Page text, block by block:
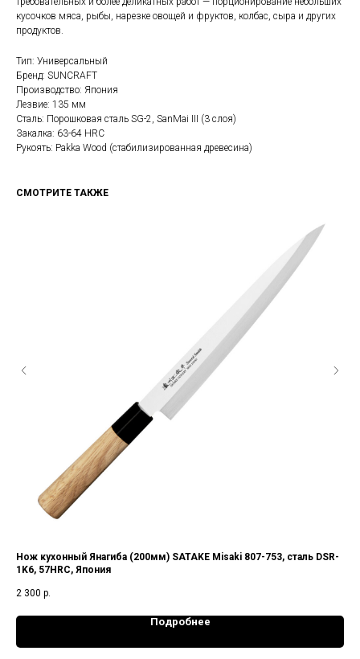
кусочков мяса, рыбы, нарезке овощей и фруктов, колбас, сыра и других
продуктов.
Тип: Универсальный
Бренд: SUNCRAFT
Производство: Япония
Лезвие: 135 мм
Сталь: Порошковая сталь SG-2, SanMai III (3 слоя)
Закалка: 63-64 HRC
Рукоять: Pakka Wood (стабилизированная древесина)
СМОТРИТЕ ТАКЖЕ
Нож кухонный Янагиба (200мм) SATAKE Misaki 807-753, сталь DSR-
1K6, 57HRC, Япония
2 300 р.
Подробнее